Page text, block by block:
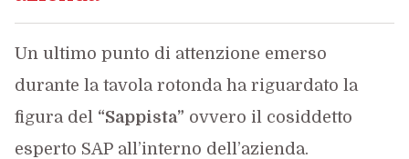
Un ultimo punto di attenzione emerso
durante la tavola rotonda ha riguardato la
figura del “Sappista” ovvero il cosiddetto
esperto SAP all’interno dell’azienda.